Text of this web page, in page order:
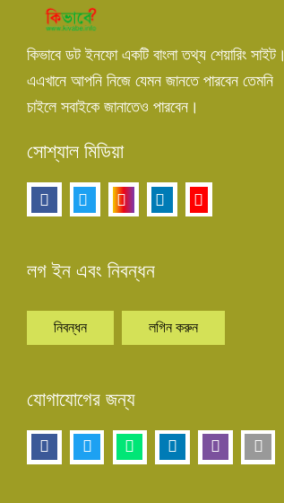
কিভাবে ডট ইনফো একটি বাংলা তথ্য শেয়ারিং সাইট।
এএখানে আপনি নিজে যেমন জানতে পারবেন তেমনি
চাইলে সবাইকে জানাতেও পারবেন।
সোশ্যাল মিডিয়া
লগ ইন এবং নিবন্ধন
নিবন্ধন লগিন করুন
যোগাযোগের জন্য